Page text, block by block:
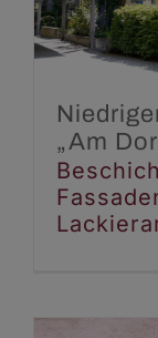
„Am